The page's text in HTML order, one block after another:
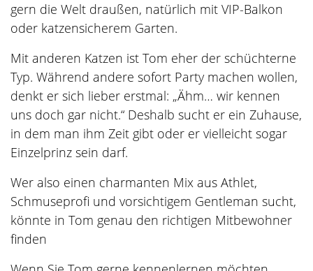
gern die Welt draußen, natürlich mit VIP-Balkon
oder katzensicherem Garten.
Mit anderen Katzen ist Tom eher der schüchterne
Typ. Während andere sofort Party machen wollen,
denkt er sich lieber erstmal: „Ähm… wir kennen
uns doch gar nicht.“ Deshalb sucht er ein Zuhause,
in dem man ihm Zeit gibt oder er vielleicht sogar
Einzelprinz sein darf.
Wer also einen charmanten Mix aus Athlet,
Schmuseprofi und vorsichtigem Gentleman sucht,
könnte in Tom genau den richtigen Mitbewohner
finden